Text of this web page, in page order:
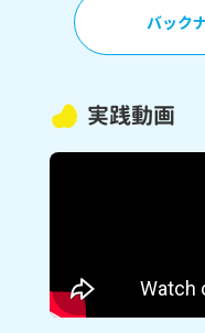
バック
実践動画